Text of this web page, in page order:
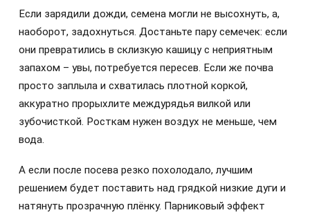
Если зарядили дожди, семена могли не высохнуть, а,
наоборот, задохнуться. Достаньте пару семечек: если
они превратились в склизкую кашицу с неприятным
запахом – увы, потребуется пересев. Если же почва
просто заплыла и схватилась плотной коркой,
аккуратно прорыхлите междурядья вилкой или
зубочисткой. Росткам нужен воздух не меньше, чем
вода.
А если после посева резко похолодало, лучшим
решением будет поставить над грядкой низкие дуги и
натянуть прозрачную плёнку. Парниковый эффект